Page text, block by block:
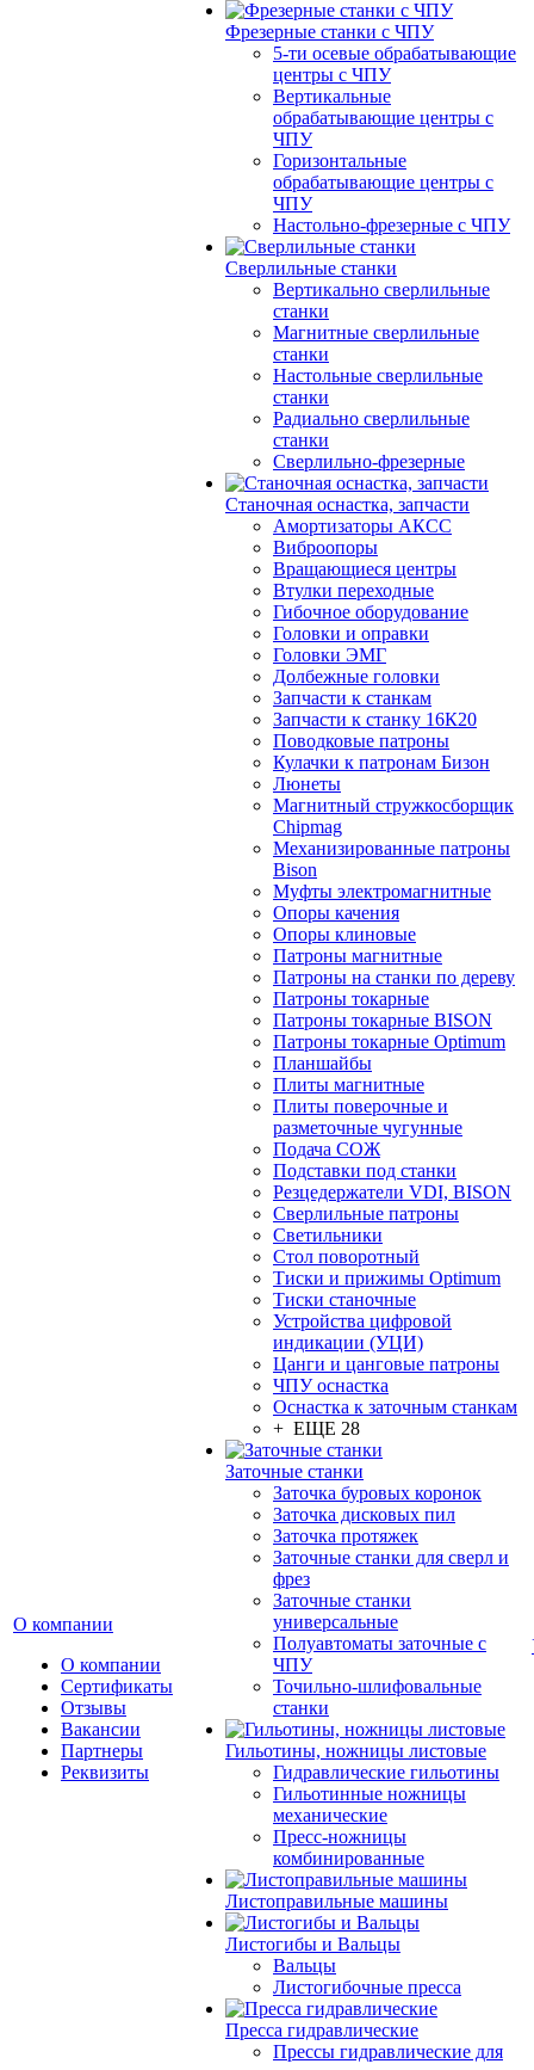
О компании
О компании
Сертификаты
Отзывы
Вакансии
Партнеры
Реквизиты
Фрезерные станки с ЧПУ
5-ти осевые обрабатывающие
центры с ЧПУ
Вертикальные
обрабатывающие центры с
ЧПУ
Горизонтальные
обрабатывающие центры с
ЧПУ
Настольно-фрезерные с ЧПУ
Сверлильные станки
Вертикально сверлильные
станки
Магнитные сверлильные
станки
Настольные сверлильные
станки
Радиально сверлильные
станки
Сверлильно-фрезерные
Станочная оснастка, запчасти
Амортизаторы АКСС
Виброопоры
Вращающиеся центры
Втулки переходные
Гибочное оборудование
Головки и оправки
Головки ЭМГ
Долбежные головки
Запчасти к станкам
Запчасти к станку 16К20
Поводковые патроны
Кулачки к патронам Бизон
Люнеты
Магнитный стружкосборщик
Chipmag
Механизированные патроны
Bison
Муфты электромагнитные
Опоры качения
Опоры клиновые
Патроны магнитные
Патроны на станки по дереву
Патроны токарные
Патроны токарные BISON
Патроны токарные Optimum
Планшайбы
Плиты магнитные
Плиты поверочные и
разметочные чугунные
Подача СОЖ
Подставки под станки
Резцедержатели VDI, BISON
Сверлильные патроны
Светильники
Стол поворотный
Тиски и прижимы Optimum
Тиски станочные
Устройства цифровой
индикации (УЦИ)
Цанги и цанговые патроны
ЧПУ оснастка
Оснастка к заточным станкам
+ ЕЩЕ 28
Заточные станки
Заточка буровых коронок
Заточка дисковых пил
Заточка протяжек
Заточные станки для сверл и
фрез
Заточные станки
универсальные
Полуавтоматы заточные с
ЧПУ
Точильно-шлифовальные
станки
Гильотины, ножницы листовые
Гидравлические гильотины
Гильотинные ножницы
механические
Пресс-ножницы
комбинированные
Листоправильные машины
Листогибы и Вальцы
Вальцы
Листогибочные пресса
Пресса гидравлические
Прессы гидравлические для